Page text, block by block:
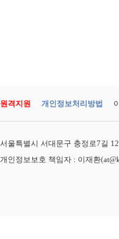
원격지원 개인정보처리방법
서울특별시 서대문구 충정로7길
개인정보보호 책임자 : 이재환